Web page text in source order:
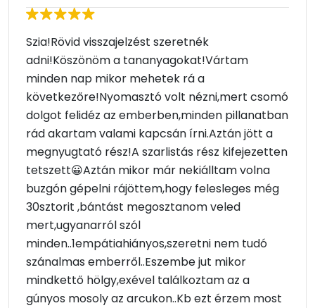
Szia!Rövid visszajelzést szeretnék
adni!Köszönöm a tananyagokat!Vártam
minden nap mikor mehetek rá a
következőre!Nyomasztó volt nézni,mert csomó
dolgot felidéz az emberben,minden pillanatban
rád akartam valami kapcsán írni.Aztán jött a
megnyugtató rész!A szarlistás rész kifejezetten
tetszett😀Aztán mikor már nekiálltam volna
buzgón gépelni rájöttem,hogy felesleges még
30sztorit ,bántást megosztanom veled
mert,ugyanarról szól
minden..1empátiahiányos,szeretni nem tudó
szánalmas emberről..Eszembe jut mikor
mindkettő hölgy,exével találkoztam az a
gúnyos mosoly az arcukon..Kb ezt érzem most